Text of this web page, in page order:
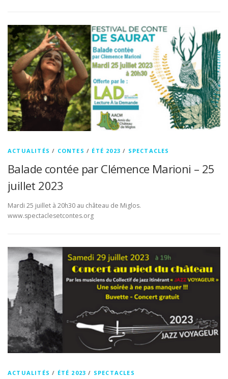
ACTUALITÉS / CONTES / ÉTÉ 2023 / SPECTACLES
Balade contée par Clémence Marioni – 25
juillet 2023
Mardi 25 juillet à 20h30 au château de Miglos.
www.spectaclesetcontes.org
ACTUALITÉS / ÉTÉ 2023 / SPECTACLES